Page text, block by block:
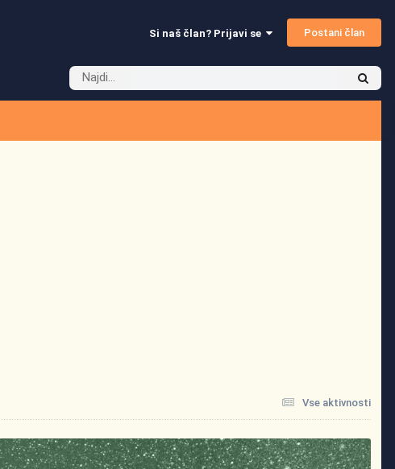
Si naš član? Prijavi se Postani član
Vse aktivnosti